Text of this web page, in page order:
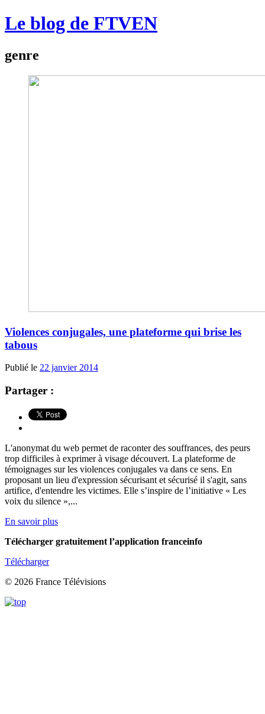
Le blog de FTVEN
genre
Violences conjugales, une plateforme qui brise les
tabous
Publié le 22 janvier 2014
Partager :
L'anonymat du web permet de raconter des souffrances, des peurs
trop difficiles à exprimer à visage découvert. La plateforme de
témoignages sur les violences conjugales va dans ce sens. En
proposant un lieu d'expression sécurisant et sécurisé il s'agit, sans
artifice, d'entendre les victimes. Elle s’inspire de l’initiative « Les
voix du silence »,...
En savoir plus
Télécharger gratuitement l’application franceinfo
Télécharger
© 2026 France Télévisions